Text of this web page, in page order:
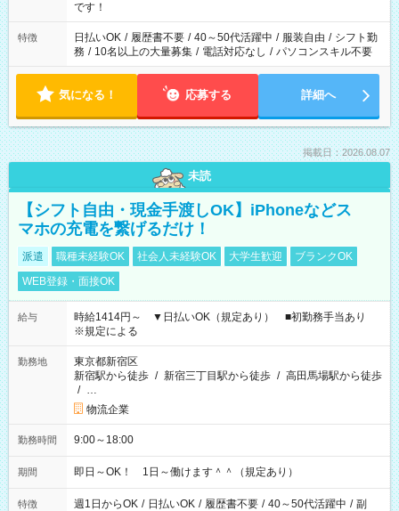
です！
特徴 日払いOK / 履歴書不要 / 40～50代活躍中 / 服装自由 / シフト勤
務 / 10名以上の大量募集 / 電話対応なし / パソコンスキル不要
気になる！ 応募する 詳細へ
掲載日：2026.08.07
未読
【シフト自由・現金手渡しOK】iPhoneなどス
マホの充電を繋げるだけ！
派遣 職種未経験OK 社会人未経験OK 大学生歓迎
ブランクOK
WEB登録・面接OK
給与
時給1414円～ ▼日払いOK（規定あり） ■初勤務手当あり
※規定による
勤務地
東京都新宿区
新宿駅から徒歩 / 新宿三丁目駅から徒歩 / 高田馬場駅から徒歩
/ …
物流企業
勤務時間 9:00～18:00
期間 即日～OK！ 1日～働けます＾＾（規定あり）
特徴 週1日からOK / 日払いOK / 履歴書不要 / 40～50代活躍中 / 副